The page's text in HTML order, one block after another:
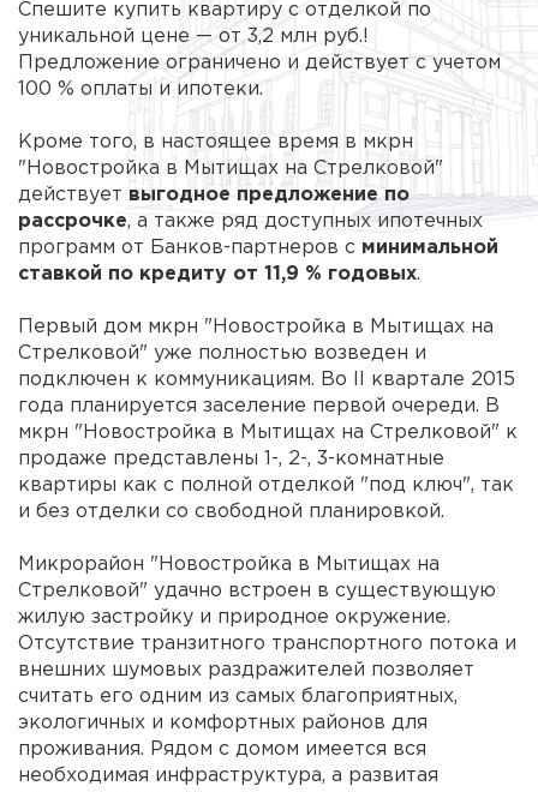
Спешите купить квартиру с отделкой по
уникальной цене — от 3,2 млн руб.!
Предложение ограничено и действует с учетом
100 % оплаты и ипотеки.
Кроме того, в настоящее время в мкрн
"Новостройка в Мытищах на Стрелковой"
действует выгодное предложение по
рассрочке, а также ряд доступных ипотечных
программ от Банков-партнеров с минимальной
ставкой по кредиту от 11,9 % годовых.
Первый дом мкрн "Новостройка в Мытищах на
Стрелковой" уже полностью возведен и
подключен к коммуникациям. Во II квартале 2015
года планируется заселение первой очереди. В
мкрн "Новостройка в Мытищах на Стрелковой" к
продаже представлены 1-, 2-, 3-комнатные
квартиры как с полной отделкой "под ключ", так
и без отделки со свободной планировкой.
Микрорайон "Новостройка в Мытищах на
Стрелковой" удачно встроен в существующую
жилую застройку и природное окружение.
Отсутствие транзитного транспортного потока и
внешних шумовых раздражителей позволяет
считать его одним из самых благоприятных,
экологичных и комфортных районов для
проживания. Рядом с домом имеется вся
необходимая инфраструктура, а развитая